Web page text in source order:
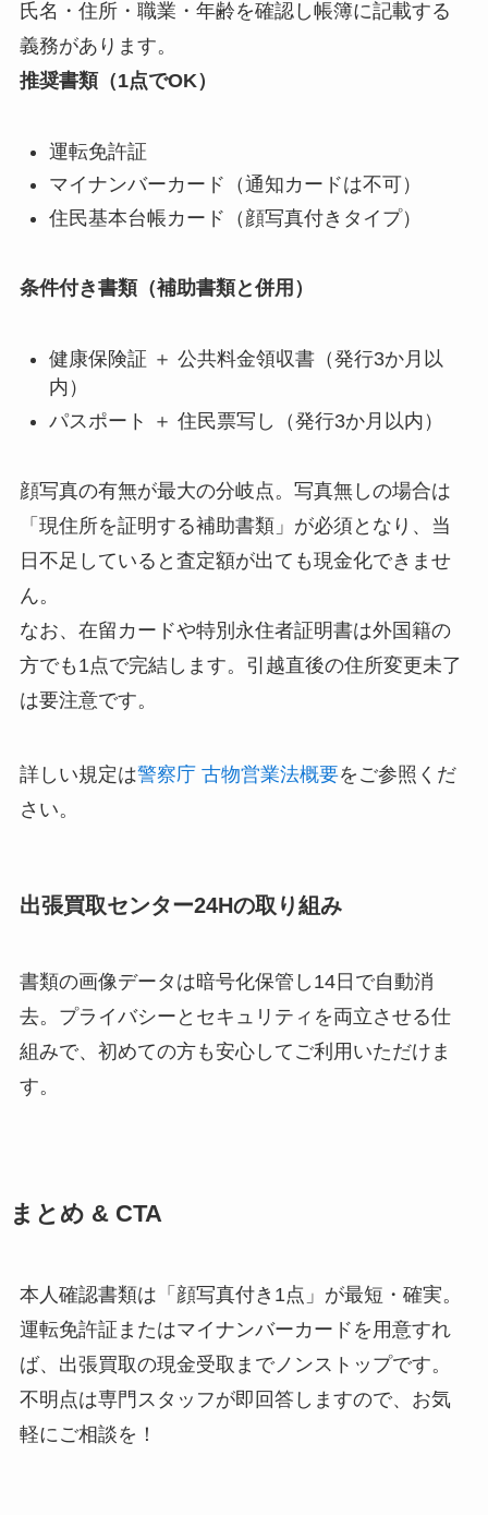
氏名・住所・職業・年齢を確認し帳簿に記載する
義務があります。
推奨書類（1点でOK）
運転免許証
マイナンバーカード（通知カードは不可）
住民基本台帳カード（顔写真付きタイプ）
条件付き書類（補助書類と併用）
健康保険証 ＋ 公共料金領収書（発行3か月以
内）
パスポート ＋ 住民票写し（発行3か月以内）
顔写真の有無が最大の分岐点。写真無しの場合は
「現住所を証明する補助書類」が必須となり、当
日不足していると査定額が出ても現金化できませ
ん。
なお、在留カードや特別永住者証明書は外国籍の
方でも1点で完結します。引越直後の住所変更未了
は要注意です。
詳しい規定は警察庁 古物営業法概要をご参照くだ
さい。
出張買取センター24Hの取り組み
書類の画像データは暗号化保管し14日で自動消
去。プライバシーとセキュリティを両立させる仕
組みで、初めての方も安心してご利用いただけま
す。
まとめ & CTA
本人確認書類は「顔写真付き1点」が最短・確実。
運転免許証またはマイナンバーカードを用意すれ
ば、出張買取の現金受取までノンストップです。
不明点は専門スタッフが即回答しますので、お気
軽にご相談を！